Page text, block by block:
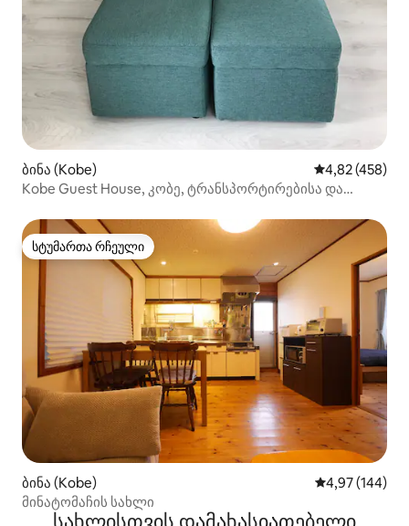
ბინა (Kobe) საშუალო
4,82 (458)
Kobe Guest House, კობე, ტრანსპორტირებისა და
დღის განმავლობაში 15%-იანი ფასდაკლება!
სტუმართა რჩეული
სტუმართა რჩეული
ბინა (Kobe) საშუალო
4,97 (144)
მინატომაჩის სახლი